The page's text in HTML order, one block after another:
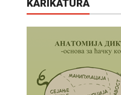
KARIKATURA